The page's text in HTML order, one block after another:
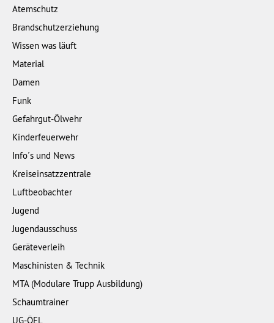
Atemschutz
Brandschutzerziehung
Wissen was läuft
Material
Damen
Funk
Gefahrgut-Ölwehr
Kinderfeuerwehr
Info´s und News
Kreiseinsatzzentrale
Luftbeobachter
Jugend
Jugendausschuss
Geräteverleih
Maschinisten & Technik
MTA (Modulare Trupp Ausbildung)
Schaumtrainer
UG-ÖEL